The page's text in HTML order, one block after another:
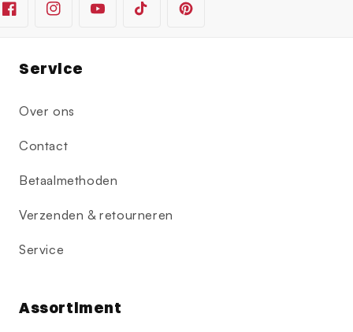
FacebookInstagramYouTubeTikTok Pinterest
Service
Over ons
Contact
Betaalmethoden
Verzenden & retourneren
Service
Assortiment